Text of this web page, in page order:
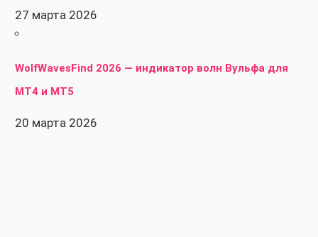
27 марта 2026
WolfWavesFind 2026 — индикатор волн Вульфа для
MT4 и MT5
20 марта 2026